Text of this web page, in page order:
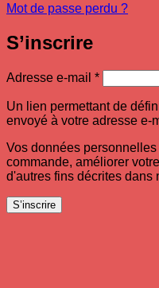
Mot de passe perdu ?
S’inscrire
Adresse e-mail *Obligatoire
Un lien permettant de
envoyé à votre adresse e-
Vos données
commande, améliorer
d'autres fins décrites dans
S’inscrire